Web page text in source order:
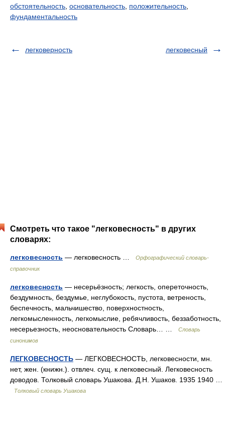
обстоятельность основательность положительность
фундаментальность
легковерность легковесный
Смотреть что такое "легковесность" в других
словарях:
легковесность — легковесность …
Орфографический словарь-
справочник
легковесность — несерьёзность; легкость, опереточность,
бездумность, бездумье, неглубокость, пустота, ветреность,
беспечность, мальчишество, поверхностность,
легкомысленность, легкомыслие, ребячливость, беззаботность,
несерьезность, неосновательность Словарь… …
Словарь
синонимов
ЛЕГКОВЕСНОСТЬ — ЛЕГКОВЕСНОСТЬ, легковесности, мн.
нет, жен. (книжн.). отвлеч. сущ. к легковесный. Легковесность
доводов. Толковый словарь Ушакова. Д.Н. Ушаков. 1935 1940 …
Толковый словарь Ушакова